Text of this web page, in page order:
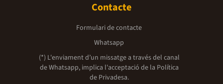
Contacte
Formulari de contacte
Whatsapp
(*) L'enviament d’un missatge a través del canal
de Whatsapp, implica l'acceptació de la Política
de Privadesa.